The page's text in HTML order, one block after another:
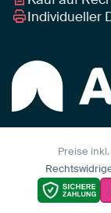
Individueller
Preise